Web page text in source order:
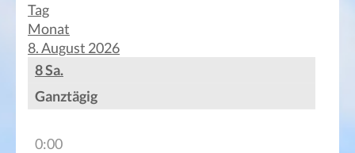
Tag
Monat
8. August 2026
8Sa.
Ganztägig
0:00